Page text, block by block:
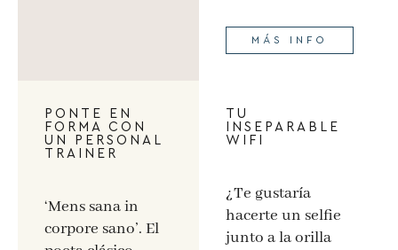
MÁS INFO
PONTE EN
FORMA CON
UN PERSONAL
TRAINER
‘Mens sana in
corpore sano’. El
TU
INSEPARABLE
WIFI
¿Te gustaría
hacerte un selfie
junto a la orilla